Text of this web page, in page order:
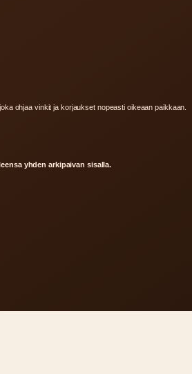
ohjaa vinkit ja korjaukset nopeasti oikeaan paikkaan.
yhden arkipaivan sisalla.